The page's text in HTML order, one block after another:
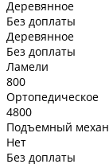
Деревянное
Без доплаты
Деревянное
Без доплаты
Ламели
800
Ортопедическое
4800
Подъемный
Нет
Без доплаты